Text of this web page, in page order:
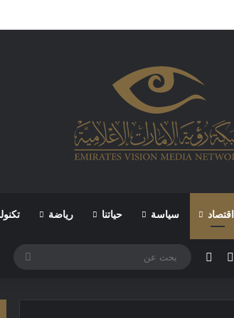
اقتصاد سياسة حياتنا رياضة
مقال عشوائي
الوضع المظلم